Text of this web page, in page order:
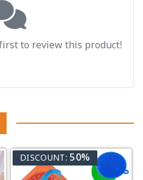
to review this product!
DISCOUNT: 50%